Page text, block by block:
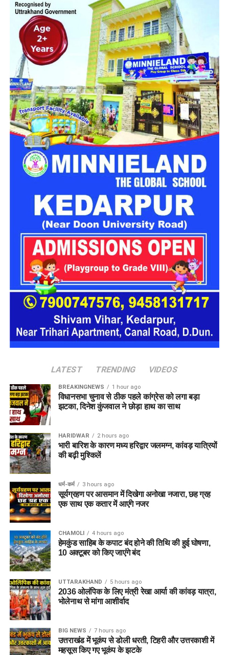
कचहरी कर्मचारी गोविंद सिंह नेगी के मुताबिक, जिस सरकारी आवास में पांच
परिवार रह रहे हैं, वो फिलहाल पूरी तरह सुरक्षित नहीं है। बोल्डर गिरने से
भवन को काफी नुकसान पहुंचा है और मौजूदा हालात में वहां रहना जोखिम
भरा हो गया है।
प्रशासन से तत्काल मदद की मांग
प्रभावित परिवारों ने प्रशासन से मौके का जल्द निरीक्षण कराने और तत्काल
सुरक्षा इंतजाम करने की मांग की है। इसके साथ ही परिवारों के लिए
वैकल्पिक आवास की व्यवस्था करने और पहाड़ी से लगातार गिर रहे बोल्डरों
के खतरे का स्थायी समाधान निकालने की अपील की गई है।
स्थानीय लोगों का कहना है कि लगातार बारिश के कारण मसूरी के कई
पहाड़ी क्षेत्र संवेदनशील हो गए हैं। ऐसे में अगर समय रहते सुरक्षा के ठोस
इंतजाम नहीं किए गए तो आने वाले दिनों में किसी बड़े हादसे का खतरा बढ़
सकता है।
LATEST TRENDING VIDEOS
BREAKINGNEWS 1 hour ago
विधानसभा चुनाव से ठीक पहले कांग्रेस को लगा बड़ा
झटका, दिनेश कुंजवाल ने छोड़ा हाथ का साथ
HARIDWAR 2 hours ago
भारी बारिश के कारण मध्य हरिद्वार जलमग्न, कांवड़ यात्रियों
की बढ़ी मुश्किलें
धर्म-कर्म 3 hours ago
सूर्यग्रहण पर आसमान में दिखेगा अनोखा नजारा, छह ग्रह
एक साथ एक कतार में आएंगे नजर
CHAMOLI 4 hours ago
हेमकुंड साहिब के कपाट बंद होने की तिथि की हुई घोषणा,
10 अक्टूबर को किए जाएंंगे बंद
UTTARAKHAND 5 hours ago
2036 ओलंपिक के लिए मंत्री रेखा आर्या की कांवड़ यात्रा,
भोलेनाथ से मांगा आशीर्वाद
BIG NEWS 7 hours ago
उत्तराखंड में भूकंप से डोली धरती, टिहरी और उत्तरकाशी में
महसूस किए गए भूकंप के झटके